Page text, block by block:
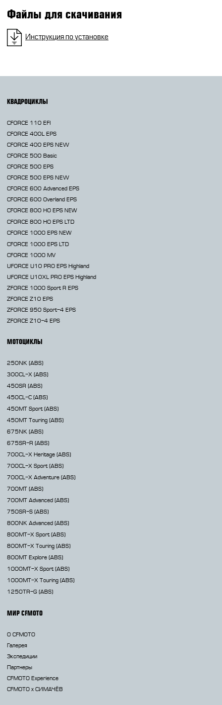
Файлы для скачивания
Инструкция по установке
КВАДРОЦИКЛЫ
CFORCE 110 EFI
CFORCE 400L EPS
CFORCE 400 EPS NEW
CFORCE 500 Basic
CFORCE 500 EPS
CFORCE 500 EPS NEW
CFORCE 600 Advanced EPS
CFORCE 600 Overland EPS
CFORCE 800 HO EPS NEW
CFORCE 800 HO EPS LTD
CFORCE 1000 EPS NEW
CFORCE 1000 EPS LTD
CFORCE 1000 MV
UFORCE U10 PRO EPS Highland
UFORCE U10XL PRO EPS Highland
ZFORCE 1000 Sport R EPS
ZFORCE Z10 EPS
ZFORCE 950 Sport-4 EPS
ZFORCE Z10-4 EPS
МОТОЦИКЛЫ
250NK (ABS)
300CL-X (ABS)
450SR (ABS)
450CL-C (ABS)
450MT Sport (ABS)
450MT Touring (ABS)
675NK (ABS)
675SR-R (ABS)
700CL-X Heritage (ABS)
700CL-X Sport (ABS)
700CL-X Adventure (ABS)
700MT (ABS)
700MT Advanced (ABS)
750SR-S (ABS)
800NK Advanced (ABS)
800MT-X Sport (ABS)
800MT-X Touring (ABS)
800MT Explore (ABS)
1000MT-X Sport (ABS)
1000MT-X Touring (ABS)
1250TR-G (ABS)
МИР CFMOTO
О CFMOTO
Галерея
Экспедиции
Партнеры
CFMOTO Experience
CFMOTO х СИМАЧЁВ